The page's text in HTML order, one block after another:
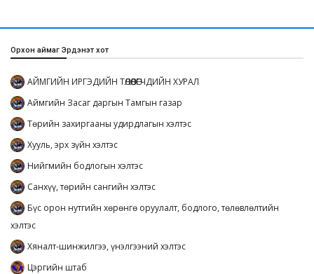
Орхон аймаг Эрдэнэт хот
АЙМГИЙН ИРГЭДИЙН ТӨЛӨӨЛӨГЧДИЙН ХУРАЛ
Аймгийн Засаг даргын Тамгын газар
Төрийн захиргааны удирдлагын хэлтэс
Хууль, эрх зүйн хэлтэс
Нийгмийн бодлогын хэлтэс
Санхүү, төрийн сангийн хэлтэс
Бүс орон нутгийн хөрөнгө оруулалт, бодлого, төлөвлөлтийн
хэлтэс
Хяналт-шинжилгээ, үнэлгээний хэлтэс
Цэргийн штаб